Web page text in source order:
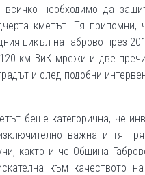
необходимо да
кметът. Тя припомни,
цикъл на Габрово през
км ВиК мрежи и две
и след подобни
беше категорична, че
важна и тя
както и че Община
към качеството